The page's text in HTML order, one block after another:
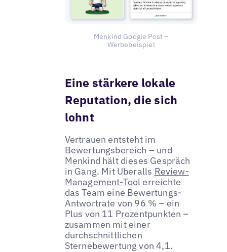
Menkind Google Post –
Werbebeispiel
Eine stärkere lokale
Reputation, die sich
lohnt
Vertrauen entsteht im
Bewertungsbereich – und
Menkind hält dieses Gespräch
in Gang. Mit Uberalls Review-
Management-Tool erreichte
das Team eine Bewertungs-
Antwortrate von 96 % – ein
Plus von 11 Prozentpunkten –
zusammen mit einer
durchschnittlichen
Sternebewertung von 4,1.